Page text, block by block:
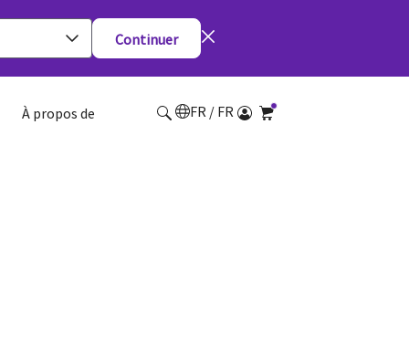
Continuer
À propos de FR / FR